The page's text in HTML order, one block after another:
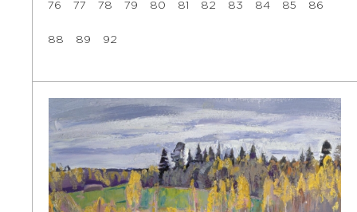
76 77 78 79 80 81 82 83 84 85 86
88 89 92